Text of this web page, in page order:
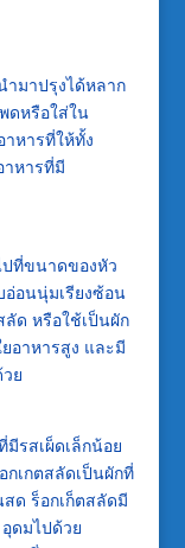
มาปรุงได้หลาก
ดหรือใส่ใน
าหารที่ให้ทั้ง
าหารที่มี
ปที่ขนาดของหัว
อ่อนนุ่มเรียงซ้อน
ด หรือใช้เป็นผัก
อาหารสูง และมี
ย
รสเผ็ดเล็กน้อย
กเกตสลัดเป็นผักที่
ด ร็อกเก็ตสลัดมี
ดมไปด้วย